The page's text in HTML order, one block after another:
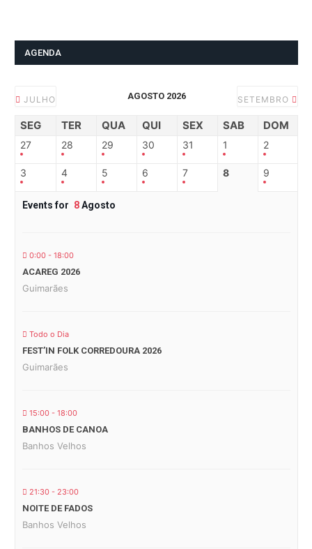
AGENDA
JULHO AGOSTO 2026 SETEMBRO
SEG TER QUA QUI SEX SAB DOM
27 28 29 30 31 1 2
3 4 5 6 7 8 9
Events for 8Agosto
0:00 - 18:00
ACAREG 2026
Guimarães
Todo o Dia
FEST’IN FOLK CORREDOURA 2026
Guimarães
15:00 - 18:00
BANHOS DE CANOA
Banhos Velhos
21:30 - 23:00
NOITE DE FADOS
Banhos Velhos